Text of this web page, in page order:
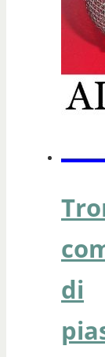
di